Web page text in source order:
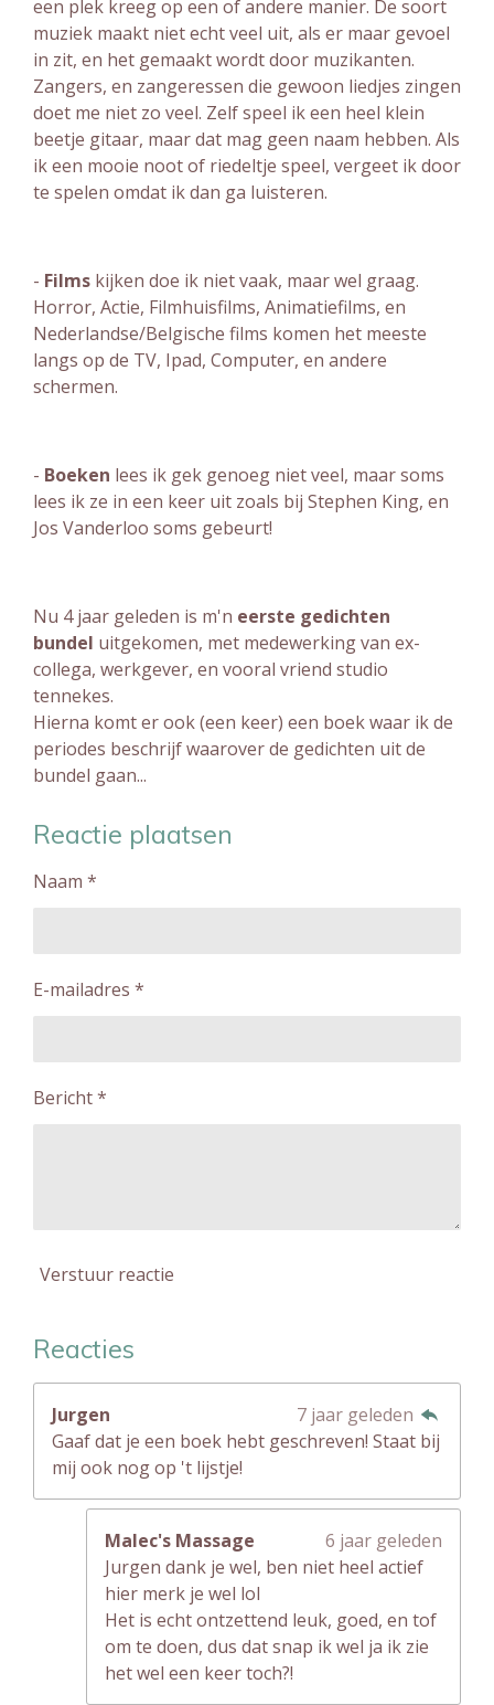
een plek kreeg op een of andere manier. De soort
muziek maakt niet echt veel uit, als er maar gevoel
in zit, en het gemaakt wordt door muzikanten.
Zangers, en zangeressen die gewoon liedjes zingen
doet me niet zo veel. Zelf speel ik een heel klein
beetje gitaar, maar dat mag geen naam hebben. Als
ik een mooie noot of riedeltje speel, vergeet ik door
te spelen omdat ik dan ga luisteren.
- Films kijken doe ik niet vaak, maar wel graag.
Horror, Actie, Filmhuisfilms, Animatiefilms, en
Nederlandse/Belgische films komen het meeste
langs op de TV, Ipad, Computer, en andere
schermen.
- Boeken lees ik gek genoeg niet veel, maar soms
lees ik ze in een keer uit zoals bij Stephen King, en
Jos Vanderloo soms gebeurt!
Nu 4 jaar geleden is m'n eerste gedichten
bundel uitgekomen, met medewerking van ex-
collega, werkgever, en vooral vriend studio
tennekes.
Hierna komt er ook (een keer) een boek waar ik de
periodes beschrijf waarover de gedichten uit de
bundel gaan...
Reactie plaatsen
Naam *
E-mailadres *
Bericht *
Verstuur reactie
Reacties
Jurgen
7 jaar geleden
Gaaf dat je een boek hebt geschreven! Staat bij
mij ook nog op 't lijstje!
Malec's Massage
6 jaar geleden
Jurgen dank je wel, ben niet heel actief
hier merk je wel lol
Het is echt ontzettend leuk, goed, en tof
om te doen, dus dat snap ik wel ja ik zie
het wel een keer toch?!